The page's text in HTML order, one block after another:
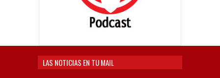
LAS NOTICIAS EN TU MAIL